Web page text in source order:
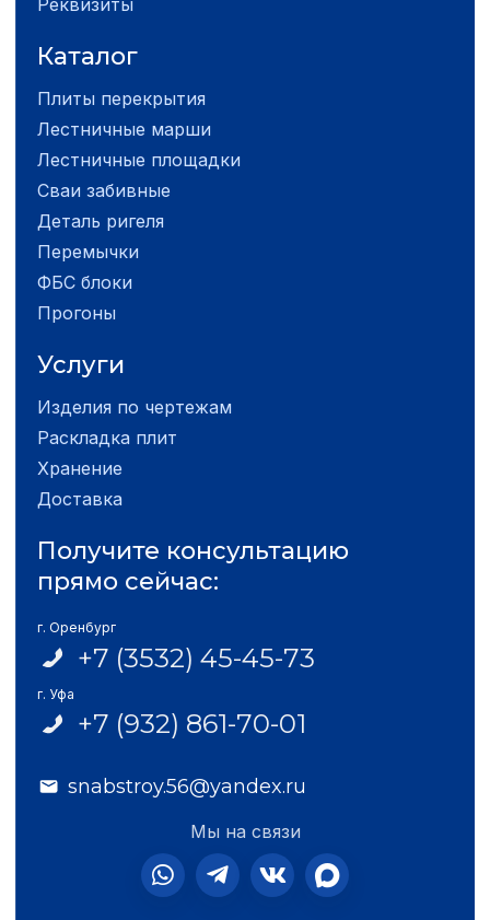
Каталог
Плиты перекрытия
Лестничные марши
Лестничные площадки
Сваи забивные
Деталь ригеля
Перемычки
ФБС блоки
Прогоны
Услуги
Изделия по чертежам
Раскладка плит
Хранение
Доставка
Получите консультацию
прямо сейчас:
г. Оренбург
+7 (3532) 45-45-73
г. Уфа
+7 (932) 861-70-01
snabstroy.56@yandex.ru
Мы на связи